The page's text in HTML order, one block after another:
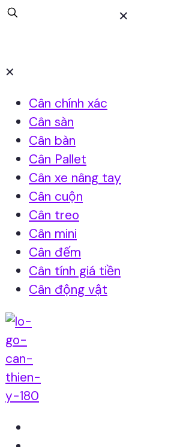
✕
✕
Cân chính xác
Cân sàn
Cân bàn
Cân Pallet
Cân xe nâng tay
Cân cuộn
Cân treo
Cân mini
Cân đếm
Cân tính giá tiền
Cân động vật